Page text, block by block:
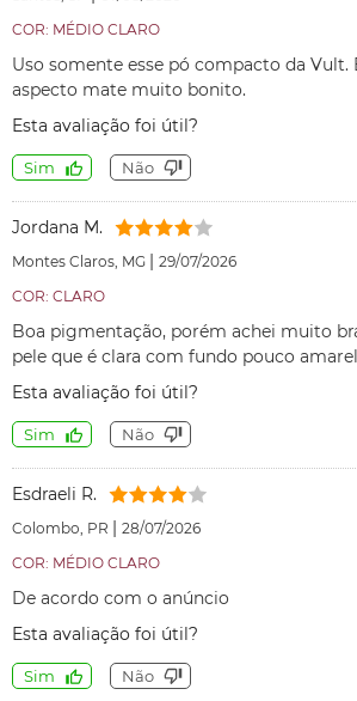
COR: MÉDIO CLARO
Uso somente esse pó compacto da
aspecto mate muito bonito.
Esta avaliação foi útil?
Sim Não
Jordana M.
Montes Claros, MG | 29/07/2026
COR: CLARO
Boa pigmentação, porém achei muito
pele que é clara com fundo pouco
Esta avaliação foi útil?
Sim Não
Esdraeli R.
Colombo, PR | 28/07/2026
COR: MÉDIO CLARO
De acordo com o anúncio
Esta avaliação foi útil?
Sim Não